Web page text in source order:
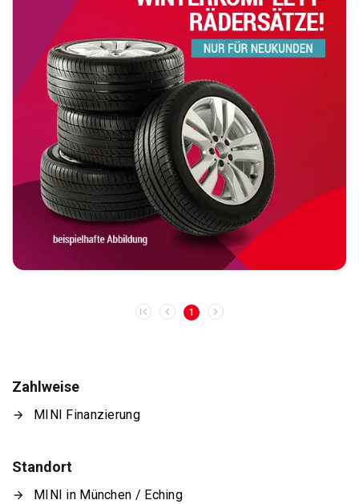
1
Zahlweise
MINI Finanzierung
Standort
MINI in München / Eching